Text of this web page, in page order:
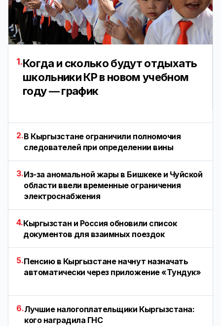
1.Когда и сколько будут отдыхать
школьники КР в новом учебном
году — график
2.В Кыргызстане ограничили полномочия
следователей при определении вины
3.Из-за аномальной жары в Бишкеке и Чуйской
области ввели временные ограничения
электроснабжения
4.Кыргызстан и Россия обновили список
документов для взаимных поездок
5.Пенсию в Кыргызстане начнут назначать
автоматически через приложение «Тундук»
6.Лучшие налогоплательщики Кыргызстана:
кого наградила ГНС